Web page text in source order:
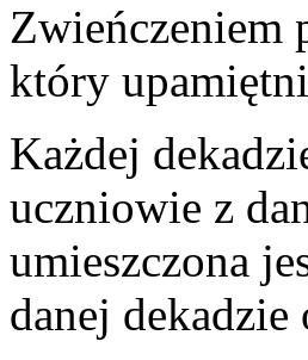
Zwieńczeniem
który
Każdej
uczniowie z
umieszczona
danej dekadzie